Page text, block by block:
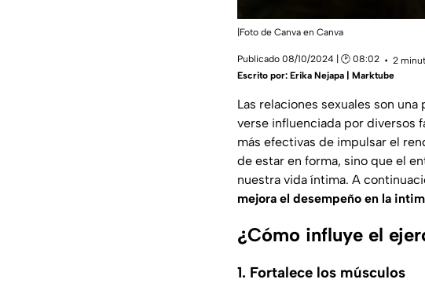
|Foto de Canva en Canva
Publicado 08/10/2024 | 🕑 08:02
2
Escrito por: Erika Nejapa | Marktube
Las relaciones sexuales son
verse influenciada por diversos
más efectivas de impulsar el
de estar en forma, sino que el
nuestra vida íntima. A
mejora el desempeño en la
¿Cómo influye el
1. Fortalece los músculos